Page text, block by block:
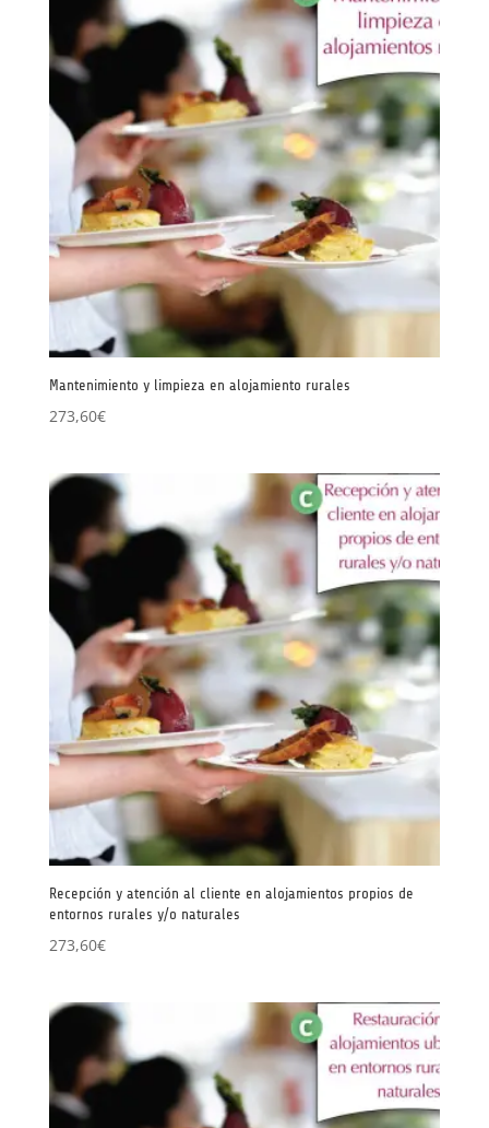
Mantenimiento y limpieza en alojamiento rurales
273,60€
Recepción y atención al cliente en alojamientos propios de
entornos rurales y/o naturales
273,60€